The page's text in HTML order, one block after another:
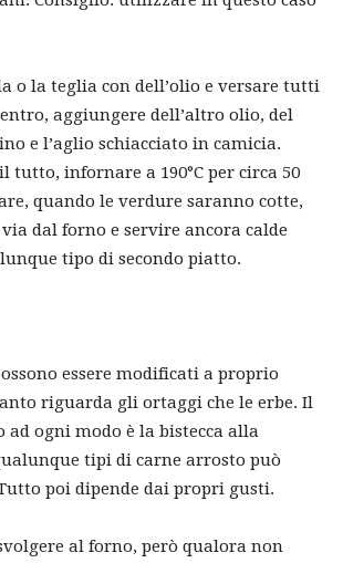
o la teglia con dell’olio e versare tutti
aggiungere dell’altro olio, del
e l’aglio schiacciato in camicia.
tutto, infornare a 190°C per circa 50
quando le verdure saranno cotte,
dal forno e servire ancora calde
tipo di secondo piatto.
essere modificati a proprio
riguarda gli ortaggi che le erbe. Il
ad ogni modo è la bistecca alla
tipi di carne arrosto può
poi dipende dai propri gusti.
al forno, però qualora non